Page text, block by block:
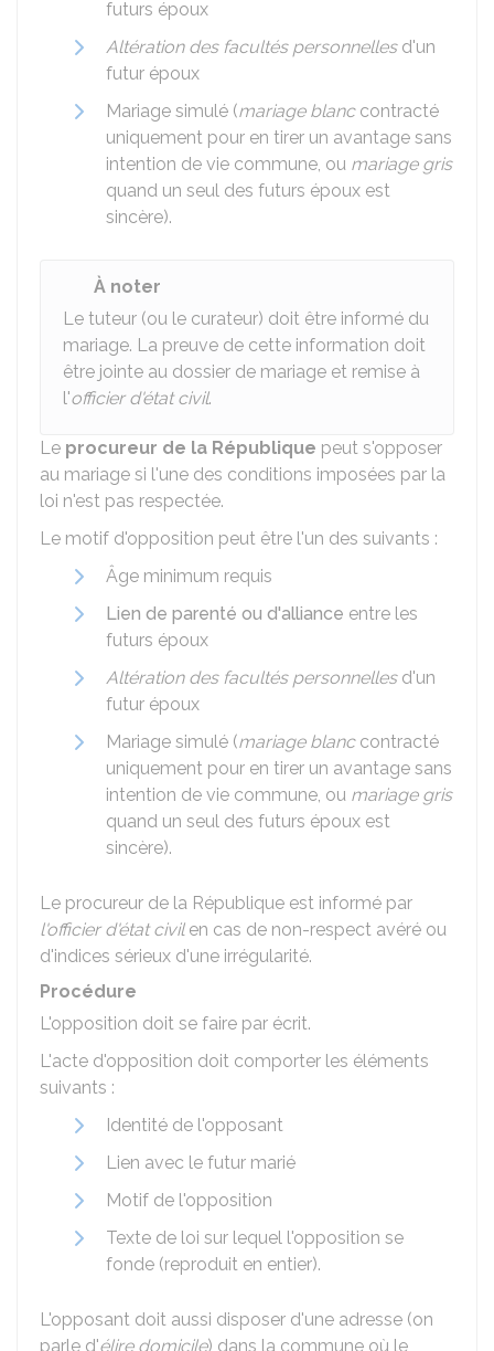
futurs époux
Altération des facultés personnellesd'un
futur époux
Mariage simulé (mariage blanccontracté
uniquement pour en tirer un avantage sans
intention de vie commune, ou mariage gris
quand un seul des futurs époux est
sincère).
À noter
Le tuteur (ou le curateur) doit être informé du
mariage. La preuve de cette information doit
être jointe au dossier de mariage et remise à
l'officier d'état civil.
Le procureur de la République peut s'opposer
au mariage si l'une des conditions imposées par la
loi n'est pas respectée.
Le motif d'opposition peut être l'un des suivants :
Âge minimum requis
Lien de parenté ou d'alliance entre les
futurs époux
Altération des facultés personnellesd'un
futur époux
Mariage simulé (mariage blanccontracté
uniquement pour en tirer un avantage sans
intention de vie commune, ou mariage gris
quand un seul des futurs époux est
sincère).
Le procureur de la République est informé par
l'officier d'état civilen cas de non-respect avéré ou
d'indices sérieux d'une irrégularité.
Procédure
L'opposition doit se faire par écrit.
L'acte d'opposition doit comporter les éléments
suivants :
Identité de l'opposant
Lien avec le futur marié
Motif de l'opposition
Texte de loi sur lequel l'opposition se
fonde (reproduit en entier).
L'opposant doit aussi disposer d'une adresse (on
parle d'élire domicile) dans la commune où le